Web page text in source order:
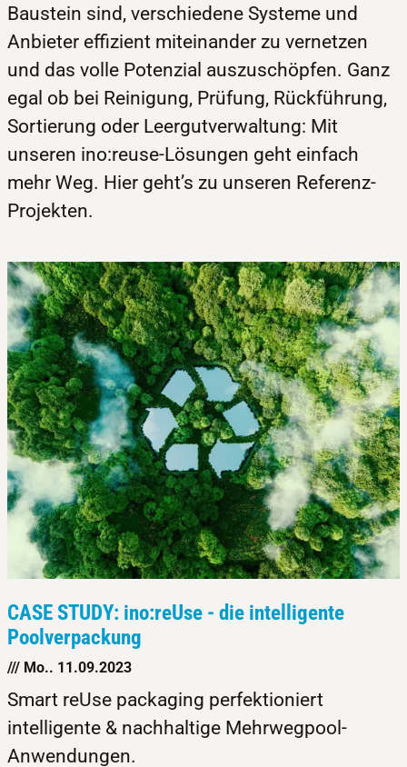
Baustein sind, verschiedene Systeme und
Anbieter effizient miteinander zu vernetzen
und das volle Potenzial auszuschöpfen. Ganz
egal ob bei Reinigung, Prüfung, Rückführung,
Sortierung oder Leergutverwaltung: Mit
unseren ino:reuse-Lösungen geht einfach
mehr Weg. Hier geht’s zu unseren Referenz-
Projekten.
CASE STUDY: ino:reUse - die intelligente
Poolverpackung
/// Mo.. 11.09.2023
Smart reUse packaging perfektioniert
intelligente & nachhaltige Mehrwegpool-
Anwendungen.